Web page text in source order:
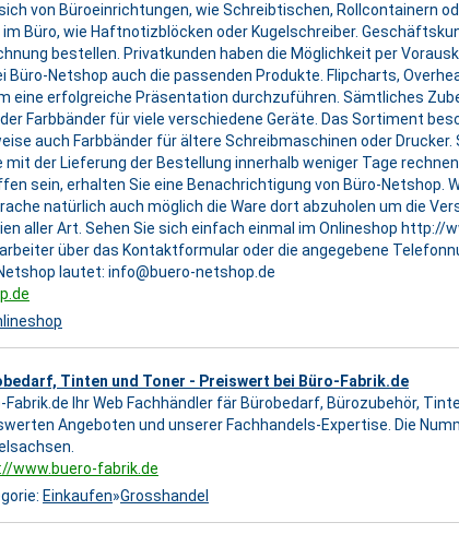
von Büroeinrichtungen, wie Schreibtischen, Rollcontainern
Büro, wie Haftnotizblöcken oder Kugelschreiber.
bestellen. Privatkunden haben die Möglichkeit per
Büro-Netshop auch die passenden Produkte. Flipcharts,
eine erfolgreiche Präsentation durchzuführen. Sämtliches
Farbbänder für viele verschiedene Geräte. Das Sortiment
auch Farbbänder für ältere Schreibmaschinen oder
mit der Lieferung der Bestellung innerhalb weniger Tage
sein, erhalten Sie eine Benachrichtigung von Büro-Netshop.
natürlich auch möglich die Ware dort abzuholen um die
aller Art. Sehen Sie sich einfach einmal im Onlineshop http://
über das Kontaktformular oder die angegebene
lautet: info@buero-netshop.de
Tinten und Toner - Preiswert bei Büro-Fabrik.de
Fabrik.de Ihr Web Fachhändler fär Bürobedarf, Bürozubehör,
Angeboten und unserer Fachhandels-Expertise. Die
www.buero-fabrik.de
Einkaufen»Grosshandel